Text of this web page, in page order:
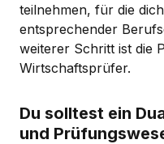
teilnehmen, für die
entsprechender
weiterer Schritt ist die
Wirtschaftsprüfer.
Du solltest ein
und